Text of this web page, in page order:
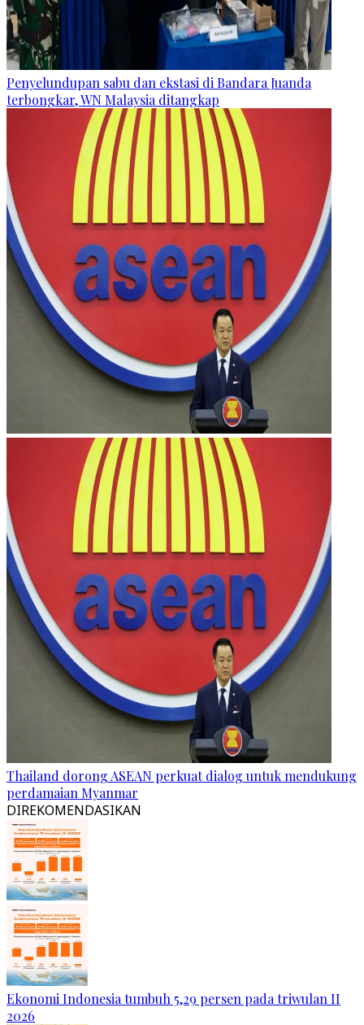
Penyelundupan sabu dan ekstasi di Bandara Juanda
terbongkar, WN Malaysia ditangkap
Thailand dorong ASEAN perkuat dialog untuk mendukung
perdamaian Myanmar
DIREKOMENDASIKAN
Ekonomi Indonesia tumbuh 5,29 persen pada triwulan II
2026